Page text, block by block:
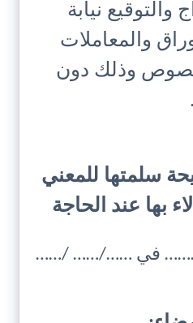
والتوقيع نيابة
والمعاملات
وذلك دون
سلمتها للمعني
بها عند الحاجة
في ……/…… /……